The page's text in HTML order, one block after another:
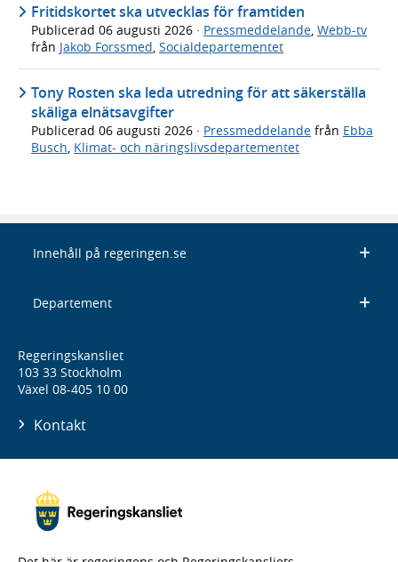
Fritidskortet ska utvecklas för framtiden
Publicerad 06 augusti 2026 · Pressmeddelande Webb-tv
från Jakob Forssmed Socialdepartementet
Tony Rosten ska leda utredning för att säkerställa
skäliga elnätsavgifter
Publicerad 06 augusti 2026 · Pressmeddelande från Ebba
Busch, Klimat- och näringslivsdepartementet
Innehåll på regeringen.se
Departement
Regeringskansliet
103 33 Stockholm
Växel 08-405 10 00
Kontakt